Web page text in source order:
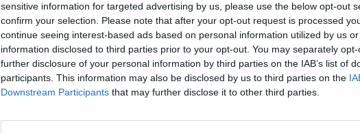
sensitive information for targeted advertising by us, please use the below opt-out
confirm your selection. Please note that after your opt-out request is processed
continue seeing interest-based ads based on personal information utilized by us
information disclosed to third parties prior to your opt-out. You may separately
further disclosure of your personal information by third parties on the IAB’s list of
participants. This information may also be disclosed by us to third parties on the
Downstream Participants that may further disclose it to other third parties.